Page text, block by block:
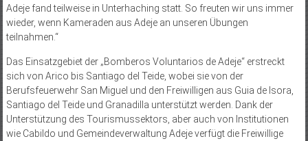
Adeje fand teilweise in Unterhaching statt. So freuten wir uns immer
wieder, wenn Kameraden aus Adeje an unseren Übungen
teilnahmen.“
Das Einsatzgebiet der „Bomberos Voluntarios de Adeje“ erstreckt
sich von Arico bis Santiago del Teide, wobei sie von der
Berufsfeuerwehr San Miguel und den Freiwilligen aus Guia de Isora,
Santiago del Teide und Granadilla unterstützt werden. Dank der
Unterstützung des Tourismussektors, aber auch von Institutionen
wie Cabildo und Gemeindeverwaltung Adeje verfügt die Freiwillige